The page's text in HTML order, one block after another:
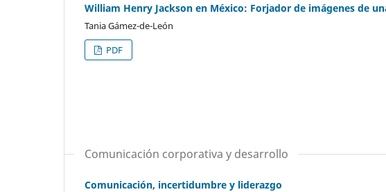
William Henry Jackson en México: Forjador de imágenes de
Tania Gámez-de-León
PDF
Comunicación corporativa y desarrollo
Comunicación, incertidumbre y liderazgo